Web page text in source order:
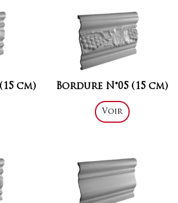
cm) Bordure N°05 (15 cm)
Voir